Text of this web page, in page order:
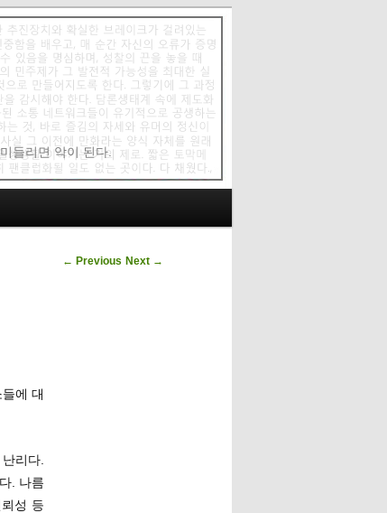
들리면 악이 된다.
Post navigation
← Previous Next →
에 대
리다.
. 나름
성 등